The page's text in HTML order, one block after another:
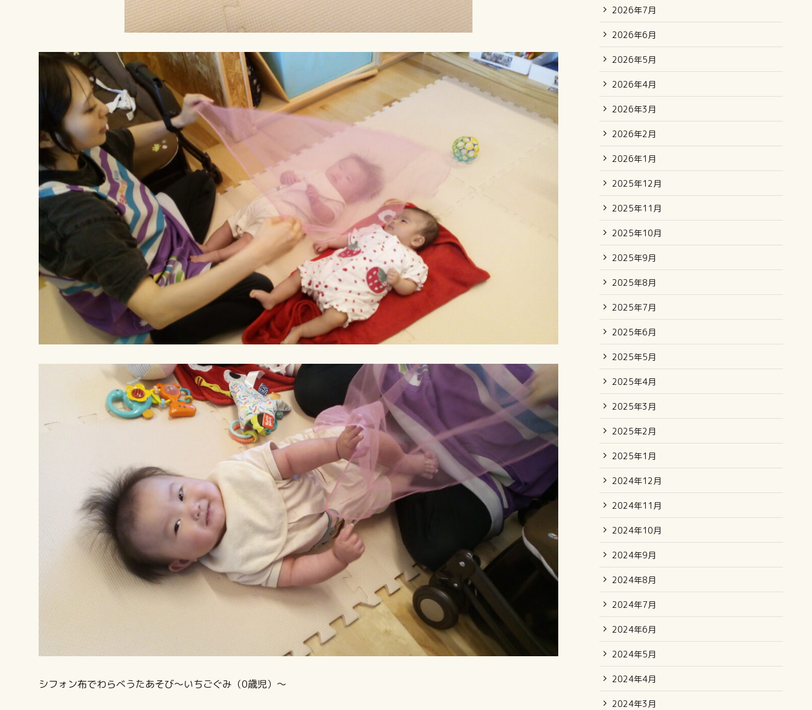
シフォン布でわらべうたあそび～いちごぐみ（0歳児）～
2026年7月
2026年6月
2026年5月
2026年4月
2026年3月
2026年2月
2026年1月
2025年12月
2025年11月
2025年10月
2025年9月
2025年8月
2025年7月
2025年6月
2025年5月
2025年4月
2025年3月
2025年2月
2025年1月
2024年12月
2024年11月
2024年10月
2024年9月
2024年8月
2024年7月
2024年6月
2024年5月
2024年4月
2024年3月